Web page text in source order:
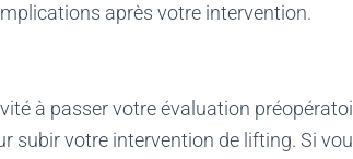
après votre intervention.
à passer votre évaluation
subir votre intervention de lifting. Si